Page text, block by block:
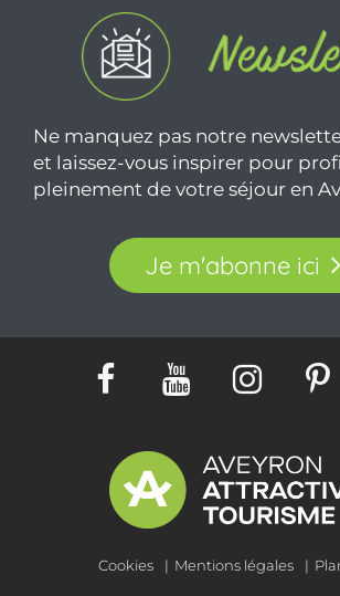
Ne manquez pas notre
et laissez-vous inspirer pour
pleinement de votre séjour en
Je m'abonne ici
Cookies Mentions légales